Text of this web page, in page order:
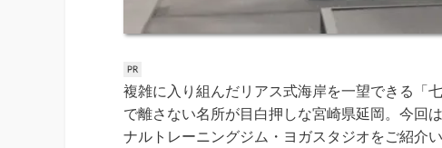
複雑に入り組んだリアス式海岸を一望できる「
で離さない名所が目白押しな宮崎県延岡。今回
ナルトレーニングジム・ヨガスタジオをご紹介